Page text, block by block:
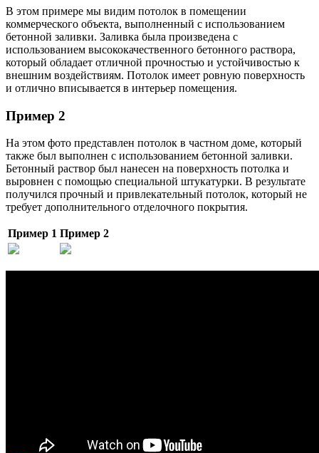
В этом примере мы видим потолок в помещении
коммерческого объекта, выполненный с использованием
бетонной заливки. Заливка была произведена с
использованием высококачественного бетонного раствора,
который обладает отличной прочностью и устойчивостью к
внешним воздействиям. Потолок имеет ровную поверхность
и отлично вписывается в интерьер помещения.
Пример 2
На этом фото представлен потолок в частном доме, который
также был выполнен с использованием бетонной заливки.
Бетонный раствор был нанесен на поверхность потолка и
выровнен с помощью специальной штукатурки. В результате
получился прочный и привлекательный потолок, который не
требует дополнительного отделочного покрытия.
Пример 1 Пример 2